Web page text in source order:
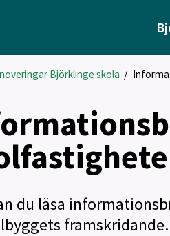
Björklinge skola /
du läsa
framskridande.